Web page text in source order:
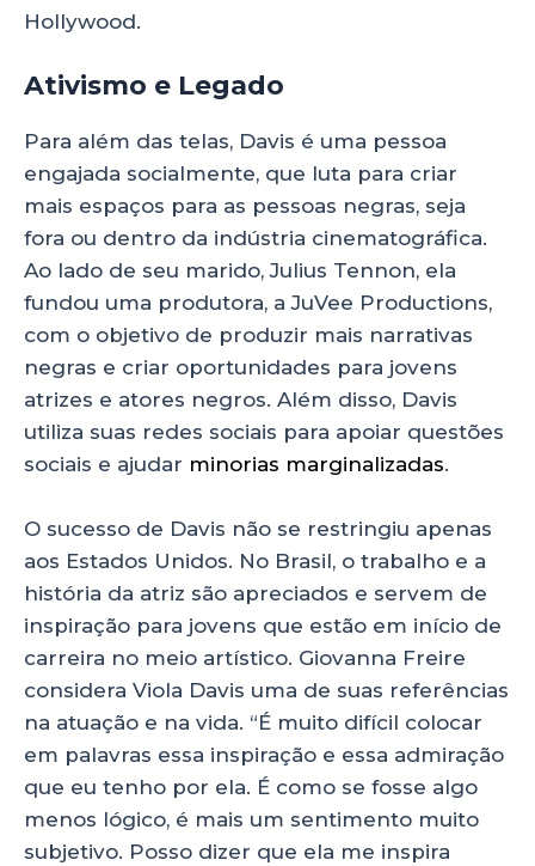
Hollywood.
Ativismo e Legado
Para além das telas, Davis é uma pessoa
engajada socialmente, que luta para criar
mais espaços para as pessoas negras, seja
fora ou dentro da indústria cinematográfica.
Ao lado de seu marido, Julius Tennon, ela
fundou uma produtora, a JuVee Productions,
com o objetivo de produzir mais narrativas
negras e criar oportunidades para jovens
atrizes e atores negros. Além disso, Davis
utiliza suas redes sociais para apoiar questões
sociais e ajudar minorias marginalizadas.
O sucesso de Davis não se restringiu apenas
aos Estados Unidos. No Brasil, o trabalho e a
história da atriz são apreciados e servem de
inspiração para jovens que estão em início de
carreira no meio artístico. Giovanna Freire
considera Viola Davis uma de suas referências
na atuação e na vida. “É muito difícil colocar
em palavras essa inspiração e essa admiração
que eu tenho por ela. É como se fosse algo
menos lógico, é mais um sentimento muito
subjetivo. Posso dizer que ela me inspira